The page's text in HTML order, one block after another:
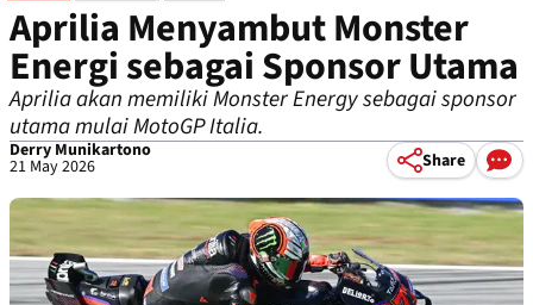
Aprilia Menyambut Monster
Energi sebagai Sponsor Utama
Aprilia akan memiliki Monster Energy sebagai sponsor
utama mulai MotoGP Italia.
Derry Munikartono
21 May 2026 Share